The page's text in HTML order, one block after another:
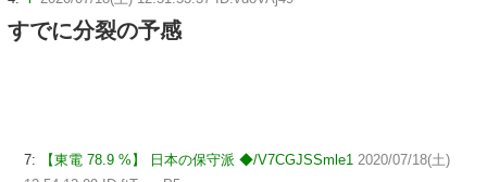
すでに分裂の予感
7: 【東電 78.9 %】 日本の保守派 ◆/V7CGJSSmle1 2020/07/18(土)